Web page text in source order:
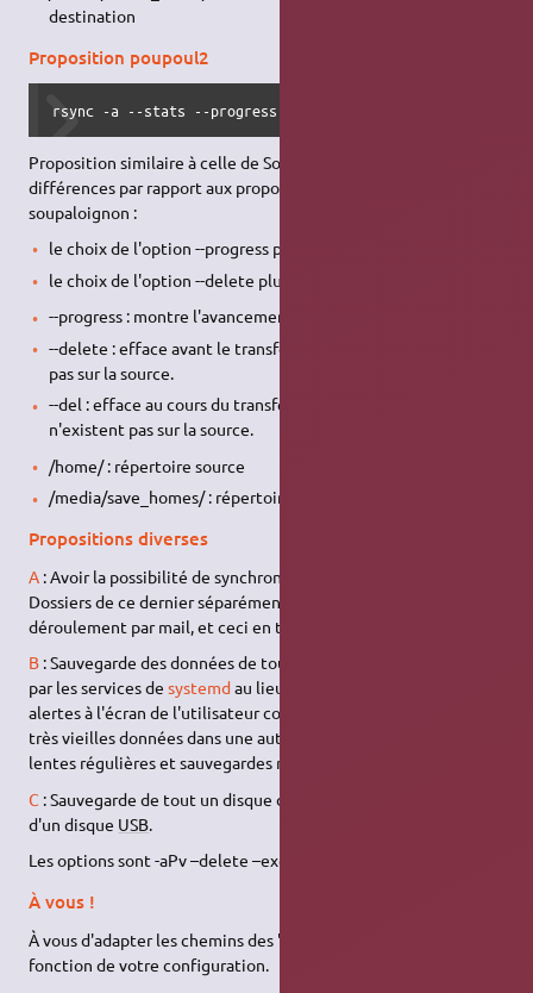
destination
Proposition poupoul2
rsync -a --stats --progress --delete /home/ /media/
Proposition similaire à celle de Sorbus, avec cependant deux
différences par rapport aux propositions de Sorbus et de
soupaloignon :
le choix de l'option --progress plutôt que de l'option -v
le choix de l'option --delete plutôt que de l'option --del
--progress : montre l'avancement pendant le transfert.
--delete : efface avant le transfert les fichiers qui n'existent
pas sur la source.
--del : efface au cours du transfert (pas avant) les fichiers qui
n'existent pas sur la source.
/home/ : répertoire source
/media/save_homes/ : répertoire destination==
Propositions diverses
A : Avoir la possibilité de synchroniser le Home et différents
Dossiers de ce dernier séparément , avoir un retour du
déroulement par mail, et ceci en trois clics.
B : Sauvegarde des données de tous les utilisateurs managée
par les services desystemdau lieu des commandes cron avec
alertes à l'écran de l'utilisateur connecté. Conservation des
très vieilles données dans une autre partition. Sauvegardes
lentes régulières et sauvegardes rapides à l'arrêt machine.
C : Sauvegarde de tout un disque déclenchée au branchement
d'un disque USB.
Les options sont -aPv –delete –exclude=
À vous !
À vous d'adapter les chemins des "source" et "destination" en
fonction de votre configuration.